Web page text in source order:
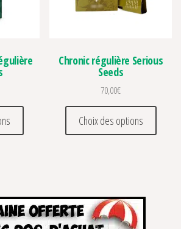
Ce produit a plusieurs variations. Les
Chronic régulière Serious
Seeds
70,00€
Choix des options
Ce